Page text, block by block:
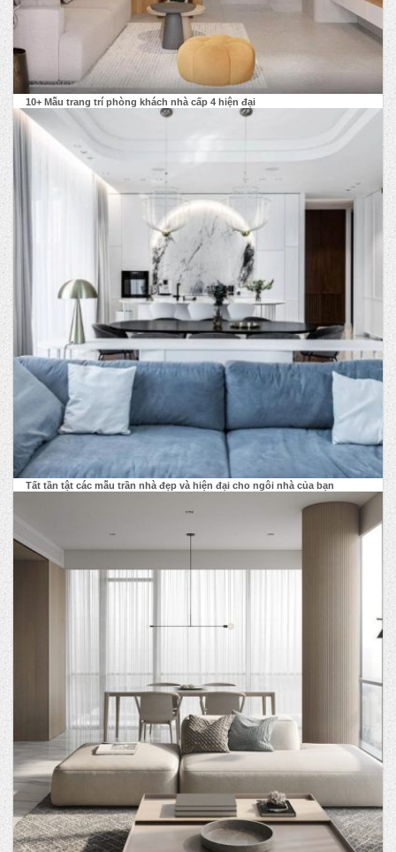
10+ Mẫu trang trí phòng khách nhà cấp 4 hiện đại
Tất tần tật các mẫu trần nhà đẹp và hiện đại cho ngôi nhà của bạn